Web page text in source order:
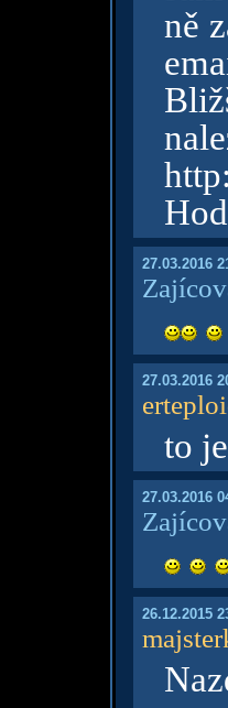
ně
27.03.2016
27.03.2016
to
27.03.2016
26.12.2015